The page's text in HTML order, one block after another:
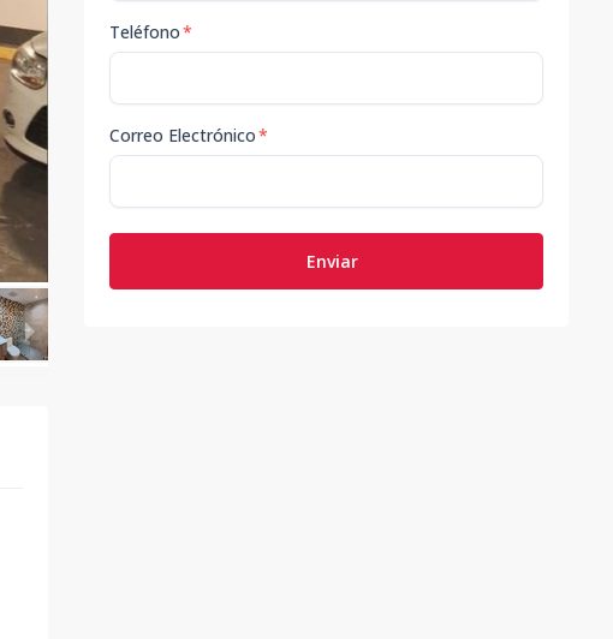
Teléfono*
Correo Electrónico*
Enviar